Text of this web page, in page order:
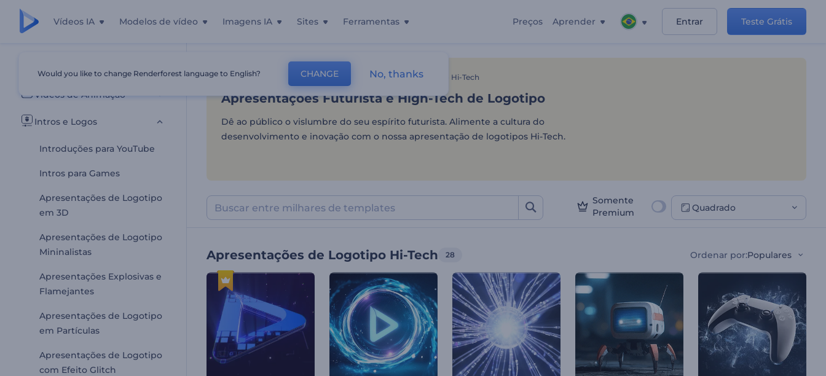
Vídeos IA Modelos de vídeo Imagens IA Sites Ferramentas Preços Aprender Entrar Teste Grátis
Todos os templates
Vídeos de Animação
Intros e Logos
Introduções para YouTube
Intros para Games
Apresentações de Logotipo
em 3D
Apresentações de Logotipo
Mininalistas
Apresentações Explosivas e
Flamejantes
Apresentações de Logotipo
em Partículas
Apresentações de Logotipo
com Efeito Glitch
Apresentações Futurista e High-Tech de Logotipo
Início Templates Intros E Logos Apresentações De Logotipo Hi-Tech
Apresentações Futurista e High-Tech de Logotipo
Dê ao público o vislumbre do seu espírito futurista. Alimente a cultura do
desenvolvimento e inovação com o nossa apresentação de logotipos Hi-Tech.
Somente
Premium
Quadrado
Apresentações de Logotipo Hi-Tech 28 Ordenar por:Populares
Would you like to change Renderforest language to English? CHANGE No, thanks